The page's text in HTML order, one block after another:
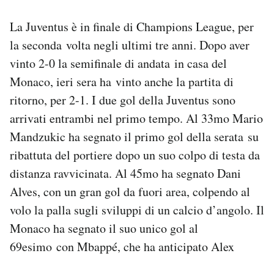
CALENDARIO
AREA PERSONALE
Area Personale
Newsletter
Notifiche mobile
Regala il Post
Hai bisogno di aiuto?
La Juventus è in finale di Champions League, per
la seconda volta negli ultimi tre anni. Dopo aver
vinto 2-0 la semifinale di andata in casa del
Monaco, ieri sera ha vinto anche la partita di
ritorno, per 2-1. I due gol della Juventus sono
arrivati entrambi nel primo tempo. Al 33mo Mario
Mandzukic ha segnato il primo gol della serata su
ribattuta del portiere dopo un suo colpo di testa da
distanza ravvicinata. Al 45mo ha segnato Dani
Alves, con un gran gol da fuori area, colpendo al
volo la palla sugli sviluppi di un calcio d’angolo. Il
Monaco ha segnato il suo unico gol al
69esimo con Mbappé, che ha anticipato Alex